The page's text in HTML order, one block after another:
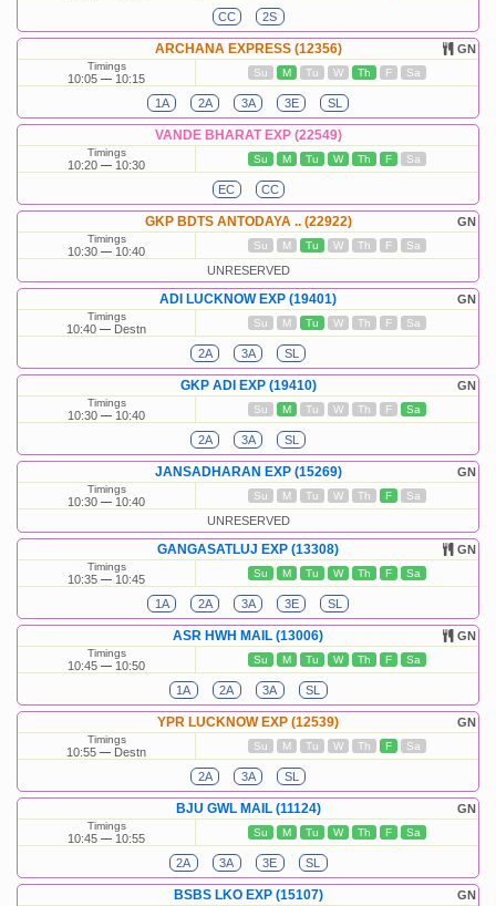
CC 2S
GN
ARCHANA EXPRESS (12356)
Timings
10:05 10:15 Su M Tu W Th F Sa
1A 2A 3A 3E SL
VANDE BHARAT EXP (22549)
Timings
10:20 10:30 Su M Tu W Th F Sa
EC CC
GN
GKP BDTS ANTODAYA .. (22922)
Timings
10:30 10:40 Su M Tu W Th F Sa
UNRESERVED
GN
ADI LUCKNOW EXP (19401)
Timings
10:40 Destn Su M Tu W Th F Sa
2A 3A SL
GN
GKP ADI EXP (19410)
Timings
10:30 10:40 Su M Tu W Th F Sa
2A 3A SL
GN
JANSADHARAN EXP (15269)
Timings
10:30 10:40 Su M Tu W Th F Sa
UNRESERVED
GN
GANGASATLUJ EXP (13308)
Timings
10:35 10:45 Su M Tu W Th F Sa
1A 2A 3A 3E SL
GN
ASR HWH MAIL (13006)
Timings
10:45 10:50 Su M Tu W Th F Sa
1A 2A 3A SL
GN
YPR LUCKNOW EXP (12539)
Timings
10:55 Destn Su M Tu W Th F Sa
2A 3A SL
GN
BJU GWL MAIL (11124)
Timings
10:45 10:55 Su M Tu W Th F Sa
2A 3A 3E SL
GN
BSBS LKO EXP (15107)